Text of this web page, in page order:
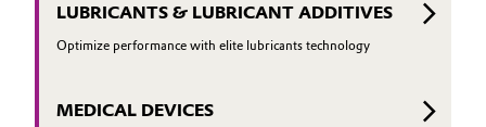
LUBRICANTS & LUBRICANT ADDITIVES
Optimize performance with elite lubricants technology
MEDICAL DEVICES